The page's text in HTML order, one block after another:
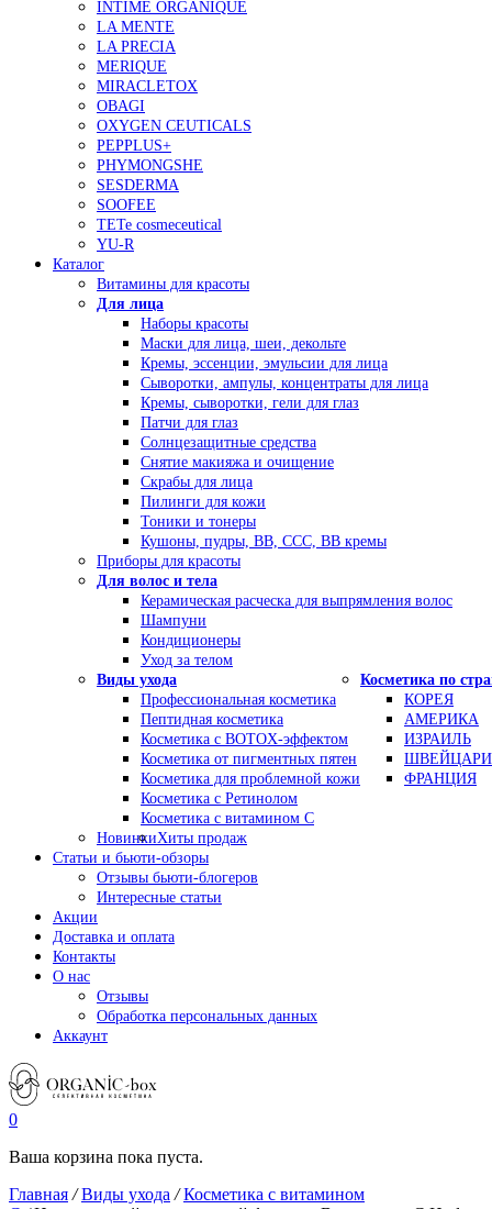
INTIME ORGANIQUE
LA MENTE
LA PRECIA
MERIQUE
MIRACLETOX
OBAGI
OXYGEN CEUTICALS
PEPPLUS+
PHYMONGSHE
SESDERMA
SOOFEE
TETe cosmeceutical
YU-R
Каталог
Витамины для красоты
Для лица
Наборы красоты
Маски для лица, шеи, декольте
Кремы, эссенции, эмульсии для лица
Сыворотки, ампулы, концентраты для лица
Кремы, сыворотки, гели для глаз
Патчи для глаз
Солнцезащитные средства
Снятие макияжа и очищение
Скрабы для лица
Пилинги для кожи
Тоники и тонеры
Кушоны, пудры, ВВ, ССС, ВВ кремы
Приборы для красоты
Для волос и тела
Керамическая расческа для выпрямления волос
Шампуни
Кондиционеры
Уход за телом
Виды ухода
Профессиональная косметика
Пептидная косметика
Косметика с BOTOX-эффектом
Косметика от пигментных пятен
Косметика для проблемной кожи
Косметика с Ретинолом
Косметика с витамином С
Косметика по
КОРЕЯ
АМЕРИКА
ИЗРАИЛЬ
ФРАНЦИЯ
НовинкиХиты продаж
Статьи и бьюти-обзоры
Отзывы бьюти-блогеров
Интересные статьи
Акции
Доставка и оплата
Контакты
О нас
Отзывы
Обработка персональных данных
Аккаунт
0
Ваша корзина пока пуста.
Главная /Виды ухода /Косметика с витамином